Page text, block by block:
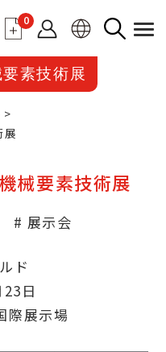
0
素技術展
械要素技術展
# 展示会
ド
日
際展示場